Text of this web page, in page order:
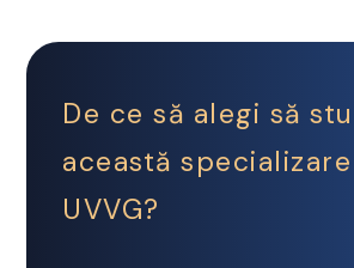
De ce să alegi să
această
UVVG?